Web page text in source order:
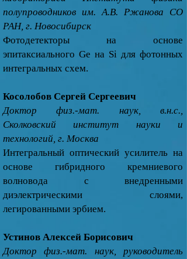
полупроводников им. А.В. Ржанова СО
РАН, г. Новосибирск
Фотодетекторы на основе
эпитаксиального Ge на Si для фотонных
интегральных схем.
Косолобов Сергей Сергеевич
Доктор физ.-мат. наук, в.н.с.,
Сколковский институт науки и
технологий, г. Москва
Интегральный оптический усилитель на
основе гибридного кремниевого
волновода с внедренными
диэлектрическими слоями,
легированными эрбием.
Устинов Алексей Борисович
Доктор физ.-мат. наук, руководитель